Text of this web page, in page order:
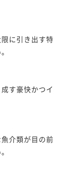
に引き出す特
す豪快かつイ
介類が目の前